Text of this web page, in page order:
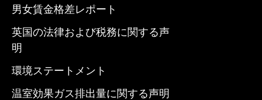
男女賃金格差レポート
英国の法律および税務に関する声
明
環境ステートメント
温室効果ガス排出量に関する声明